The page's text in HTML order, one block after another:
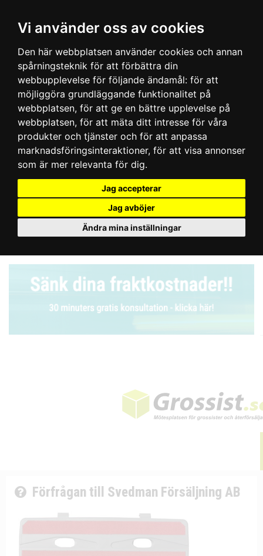
Vi använder oss av cookies
Den här webbplatsen använder cookies och annan
spårningsteknik för att förbättra din
webbupplevelse för följande ändamål: för att
möjliggöra grundläggande funktionalitet på
webbplatsen, för att ge en bättre upplevelse på
webbplatsen, för att mäta ditt intresse för våra
produkter och tjänster och för att anpassa
marknadsföringsinteraktioner, för att visa annonser
som är mer relevanta för dig.
Jag accepterar
Jag avböjer
Ändra mina inställningar
Förfrågan till Svedman Försäljning AB